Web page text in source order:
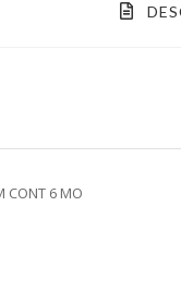
CONT 6 MO